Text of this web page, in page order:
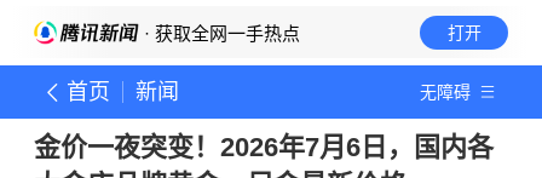
· 获取全网一手热点 打开
首页 新闻 无障碍
金价一夜突变！2026年7月6日，国内各